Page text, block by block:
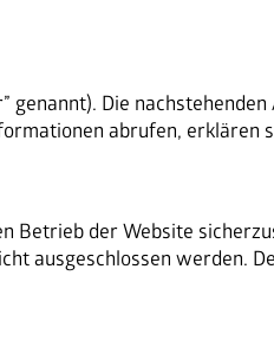
Jobs
News
genannt). Die
abrufen, erklären
der Website
ausgeschlossen werden.